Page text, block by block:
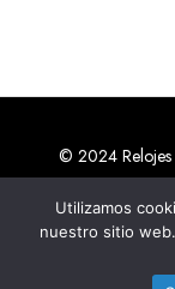
© 2024 Relojes
Utilizamos
nuestro sitio